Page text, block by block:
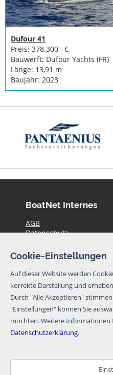
Dufour 41
Preis: 378.300,- €
Bauwerft: Dufour Yachts (FR)
Länge: 13,91 m
Baujahr: 2023
BoatNet Internes
AGB
Datenschutz
Impressum
Preise
Kontakt
Aktuelle Yachtangebote
© BoatNet 1996-2026
Newsletter
mich jederzeit per eMail
Cookie-Einstellungen
Auf dieser Website werden
korrekte Darstellung und
Durch "Alle Akzeptieren"
"Einstellungen" können Sie
möchten.Weitere Informationen
Datenschutzerklärung.